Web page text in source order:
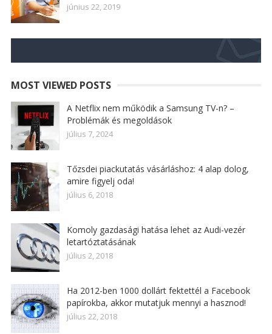
június 22, 2019
MOST VIEWED POSTS
A Netflix nem működik a Samsung TV-n? –
Problémák és megoldások
július 7, 2024
Tőzsdei piackutatás vásárláshoz: 4 alap dolog,
amire figyelj oda!
július 6, 2018
Komoly gazdasági hatása lehet az Audi-vezér
letartóztatásának
július 2, 2018
Ha 2012-ben 1000 dollárt fektettél a Facebook
papírokba, akkor mutatjuk mennyi a hasznod!
július 22, 2018